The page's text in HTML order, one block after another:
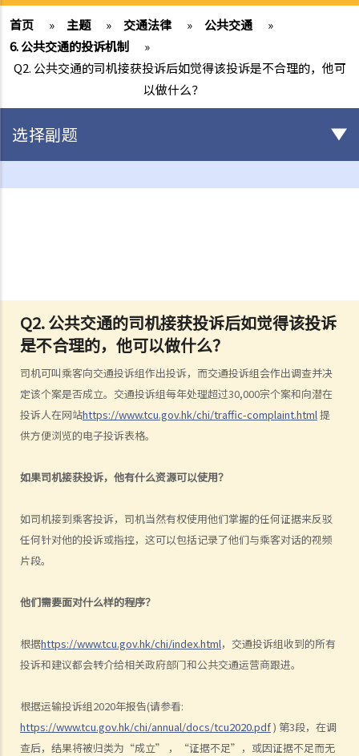
首页 » 主题 » 交通法律 » 公共交通
»
6. 公共交通的投诉机制
»
Q2. 公共交通的司机接获投诉后如觉得该投诉是不合理的，他可
以做什么？
Q2. 公共交通的司机接获投诉后如觉得该投诉
是不合理的，他可以做什么？
司机可叫乘客向交通投诉组作出投诉，而交通投诉组会作出调查并决
定该个案是否成立。交通投诉组每年处理超过30,000宗个案和向潜在
投诉人在网站https://www.tcu.gov.hk/chi/traffic-complaint.html 提
供方便浏览的电子投诉表格。
如果司机接获投诉，他有什么资源可以使用？
如司机接到乘客投诉，司机当然有权使用他们掌握的任何证据来反驳
任何针对他的投诉或指控，这可以包括记录了他们与乘客对话的视频
片段。
他们需要面对什么样的程序？
根据https://www.tcu.gov.hk/chi/index.html，交通投诉组收到的所有
投诉和建议都会转介给相关政府部门和公共交通运营商跟进。
根据运输投诉组2020年报告(请参看:
https://www.tcu.gov.hk/chi/annual/docs/tcu2020.pdf) 第3段，在调
查后，结果将被归类为“成立” ，“证据不足”，或因证据不足而无
选择副题
驾驶
a. 没有遵守安全停车距离及从后撞击
b. 没有察看清楚而倒车
c. 不安全地超车
d. 撞倒行人
5. 判刑
危险驾驶
2. 「对一个合格而谨慎的驾驶人而言，该人以该方式驾驶汽车会属危
3. 危险驾驶的典型例子
a. 赛车
c. 严重超速
4. 如何证明危险驾驶
个案：R女士驾驶车辆，以时速100公里冲过两个红灯，然后跨越道路分
辩称视线被树木阻挡，以致看不到红灯，她当时已竭尽所能控制车辆，
无奈车辆仍然失控冲过对面行车线。假设R女士所言属实，她可以脱罪